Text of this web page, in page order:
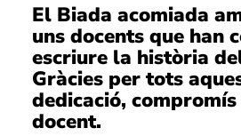
El Biada acomiada
uns docents que han
escriure la història
Gràcies per tots
dedicació,
docent.